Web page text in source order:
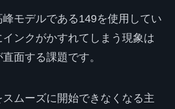
モデルである149を使用してい
ンクがかすれてしまう現象は
面する課題です。
ムーズに開始できなくなる主